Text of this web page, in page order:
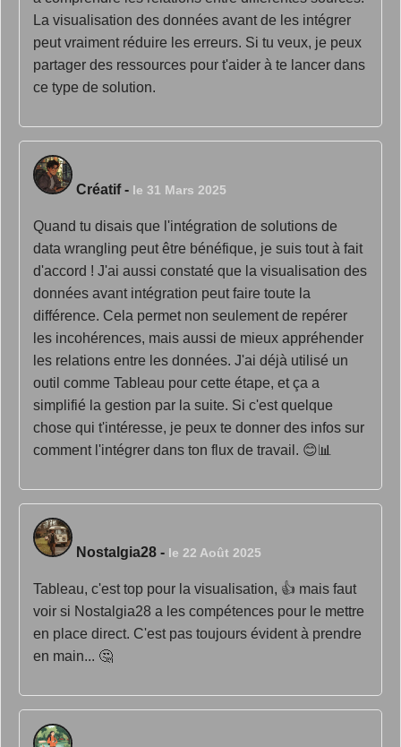
La visualisation des données avant de les intégrer
peut vraiment réduire les erreurs. Si tu veux, je peux
partager des ressources pour t'aider à te lancer dans
ce type de solution.
Créatif- le 31 Mars 2025
Quand tu disais que l'intégration de solutions de
data wrangling peut être bénéfique, je suis tout à fait
d'accord ! J'ai aussi constaté que la visualisation des
données avant intégration peut faire toute la
différence. Cela permet non seulement de repérer
les incohérences, mais aussi de mieux appréhender
les relations entre les données. J'ai déjà utilisé un
outil comme Tableau pour cette étape, et ça a
simplifié la gestion par la suite. Si c'est quelque
chose qui t'intéresse, je peux te donner des infos sur
comment l'intégrer dans ton flux de travail. 😊📊
Nostalgia28 - le 22 Août 2025
Tableau, c'est top pour la visualisation, 👍 mais faut
voir si Nostalgia28 a les compétences pour le mettre
en place direct. C'est pas toujours évident à prendre
en main... 🤔